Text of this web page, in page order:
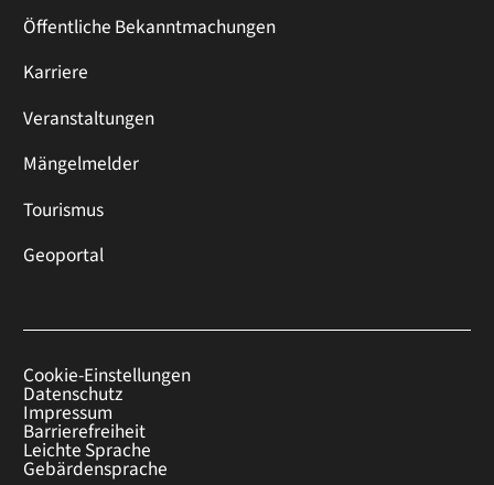
Öffentliche Bekanntmachungen
Karriere
Veranstaltungen
Mängelmelder
Tourismus
Geoportal
Cookie-Einstellungen
Datenschutz
Impressum
Barrierefreiheit
Leichte Sprache
Gebärdensprache